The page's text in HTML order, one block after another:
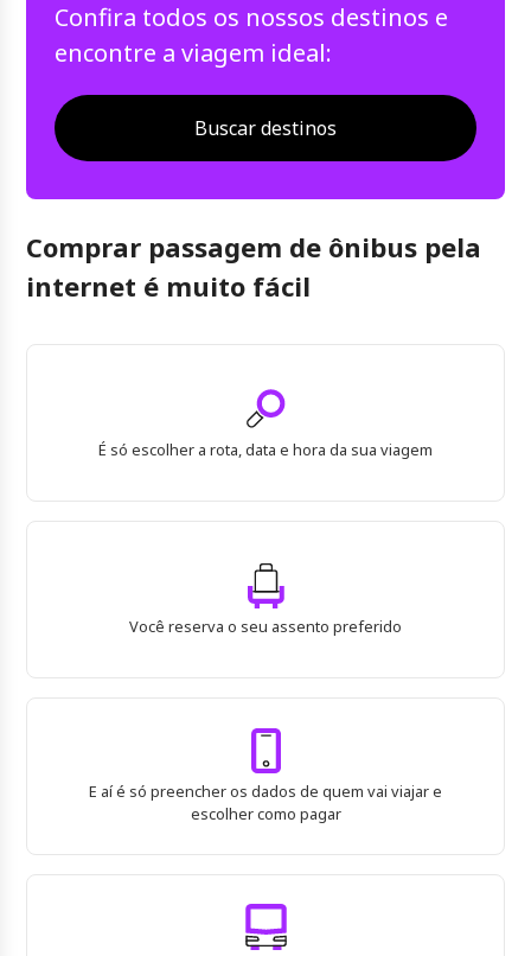
Confira todos os nossos destinos e
encontre a viagem ideal:
Buscar destinos
Comprar passagem de ônibus pela
internet é muito fácil
É só escolher a rota, data e hora da sua viagem
Você reserva o seu assento preferido
E aí é só preencher os dados de quem vai viajar e
escolher como pagar